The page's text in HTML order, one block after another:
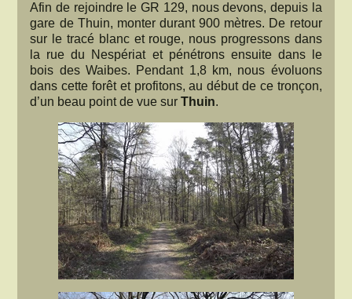
Afin de rejoindre le GR 129, nous devons, depuis la
gare de Thuin, monter durant 900 mètres. De retour
sur le tracé blanc et rouge, nous progressons dans
la rue du Nespériat et pénétrons ensuite dans le
bois des Waibes. Pendant 1,8 km, nous évoluons
dans cette forêt et profitons, au début de ce tronçon,
d’un beau point de vue surThuin.